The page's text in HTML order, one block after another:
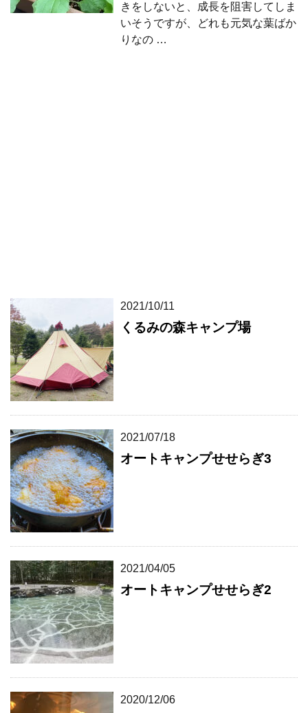
きをしないと、成長を阻害してしま
いそうですが、どれも元気な葉ばか
りなの …
2021/10/11
くるみの森キャンプ場
2021/07/18
オートキャンプせせらぎ3
2021/04/05
オートキャンプせせらぎ2
2020/12/06